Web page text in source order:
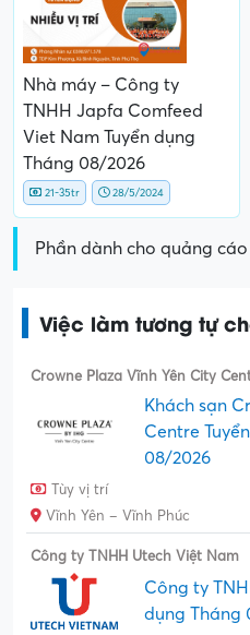
Nhà máy – Công ty
TNHH Japfa Comfeed
Viet Nam Tuyển dụng
Tháng 08/2026
21-35tr 28/5/2024
Phần dành cho quảng cáo
Việc làm tương tự
Crowne Plaza Vĩnh Yên City
Khách sạn
Centre
08/2026
Tùy vị trí
Vĩnh Yên – Vĩnh Phúc
Công ty TNHH Utech Việt Nam
Công ty
dụng Tháng